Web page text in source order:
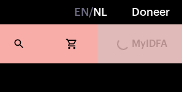
EN /NL Doneer
Loading...
MyIDFA